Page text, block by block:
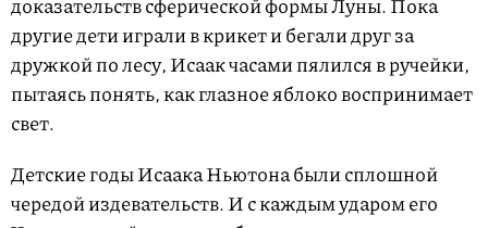
доказательств сферической формы Луны. Пока
другие дети играли в крикет и бегали друг за
дружкой по лесу, Исаак часами пялился в ручейки,
пытаясь понять, как глазное яблоко воспринимает
свет.
Детские годы Исаака Ньютона были сплошной
чередой издевательств. И с каждым ударом его